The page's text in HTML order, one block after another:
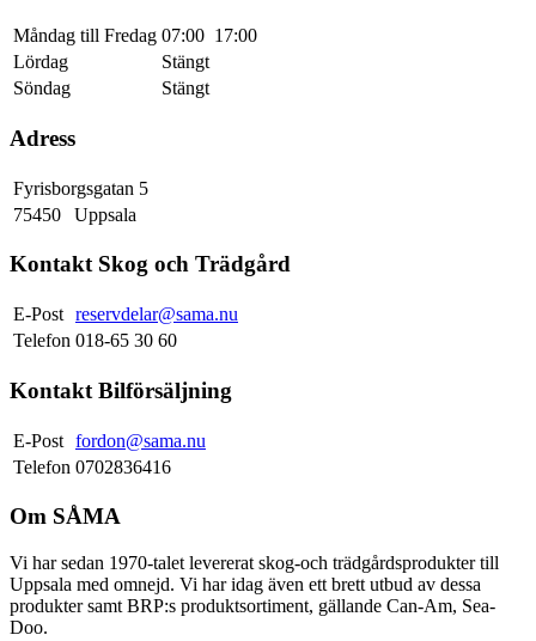
Måndag till Fredag 07:00 17:00
Lördag
Stängt
Söndag
Stängt
Adress
Fyrisborgsgatan 5
75450
Uppsala
Kontakt Skog och Trädgård
E-Post reservdelar@sama.nu
Telefon 018-65 30 60
Kontakt Bilförsäljning
E-Post fordon@sama.nu
Telefon 0702836416
Om SÅMA
Vi har sedan 1970-talet levererat skog-och trädgårdsprodukter till
Uppsala med omnejd. Vi har idag även ett brett utbud av dessa
produkter samt BRP:s produktsortiment, gällande Can-Am, Sea-
Doo.